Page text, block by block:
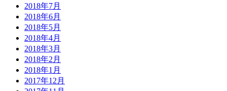
2018年7月
2018年6月
2018年5月
2018年4月
2018年3月
2018年2月
2018年1月
2017年12月